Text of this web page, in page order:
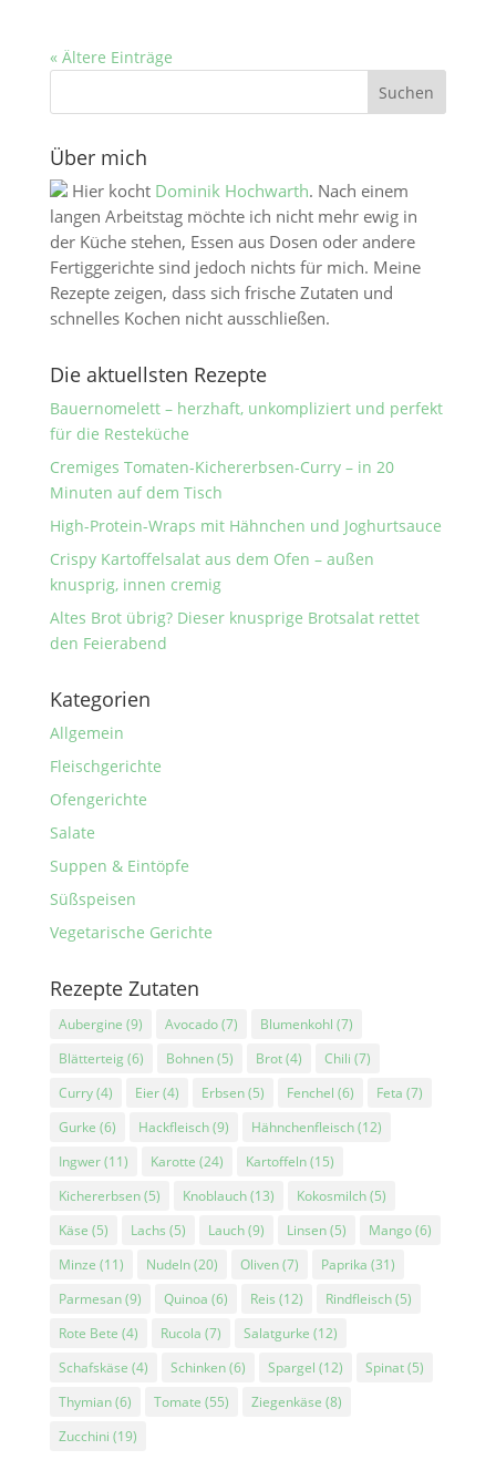
« Ältere Einträge
Über mich
Hier kocht Dominik Hochwarth. Nach einem
langen Arbeitstag möchte ich nicht mehr ewig in
der Küche stehen, Essen aus Dosen oder andere
Fertiggerichte sind jedoch nichts für mich. Meine
Rezepte zeigen, dass sich frische Zutaten und
schnelles Kochen nicht ausschließen.
Die aktuellsten Rezepte
Bauernomelett – herzhaft, unkompliziert und perfekt
für die Resteküche
Cremiges Tomaten-Kichererbsen-Curry – in 20
Minuten auf dem Tisch
High-Protein-Wraps mit Hähnchen und Joghurtsauce
Crispy Kartoffelsalat aus dem Ofen – außen
knusprig, innen cremig
Altes Brot übrig? Dieser knusprige Brotsalat rettet
den Feierabend
Kategorien
Allgemein
Fleischgerichte
Ofengerichte
Salate
Suppen & Eintöpfe
Süßspeisen
Vegetarische Gerichte
Rezepte Zutaten
Aubergine (9) Avocado(7) Blumenkohl (7)
Blätterteig (6) Bohnen(5) Brot(4) Chili (7)
Curry(4) Eier(4) Erbsen(5) Fenchel (6) Feta (7)
Gurke (6) Hackfleisch(9) Hähnchenfleisch(12)
Ingwer(11) Karotte (24) Kartoffeln(15)
Kichererbsen(5) Knoblauch(13) Kokosmilch(5)
Käse (5) Lachs (5) Lauch(9) Linsen(5) Mango(6)
Minze (11) Nudeln(20) Oliven(7) Paprika (31)
Parmesan(9) Quinoa (6) Reis (12) Rindfleisch(5)
Rote Bete (4) Rucola (7) Salatgurke (12)
Schafskäse (4) Schinken(6) Spargel (12) Spinat(5)
Thymian(6) Tomate (55) Ziegenkäse (8)
Zucchini (19)